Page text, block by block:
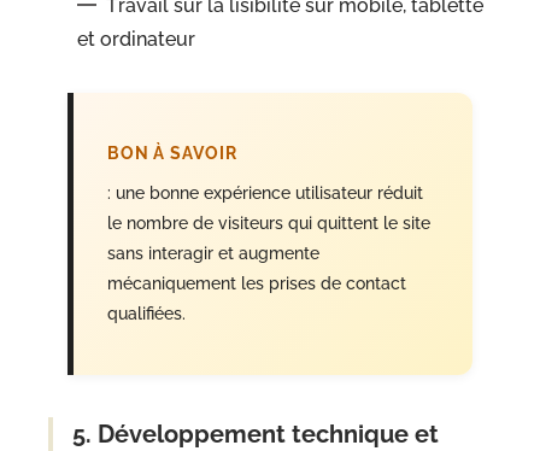
Travail sur la lisibilité sur mobile, tablette
et ordinateur
BON À SAVOIR
: une bonne expérience utilisateur réduit
le nombre de visiteurs qui quittent le site
sans interagir et augmente
mécaniquement les prises de contact
qualifiées.
5. Développement technique et